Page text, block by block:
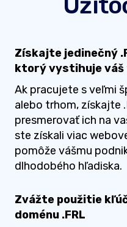
Získajte jedinečný
ktorý vystihuje
Ak pracujete s veľmi
alebo trhom, získajte
presmerovať ich na
ste získali viac
pomôže vášmu
dlhodobého hľadiska.
Zvážte použitie
doménu .FRL